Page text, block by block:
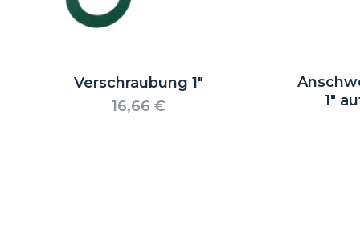
Verschraubung 1″
16,66 €
1″